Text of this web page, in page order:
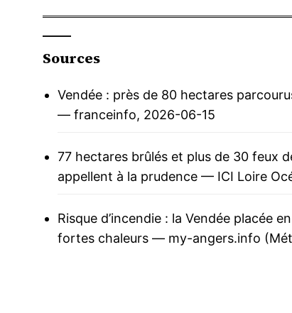
Sources
Vendée : près de 80 hectares
— franceinfo, 2026-06-15
77 hectares brûlés et plus de 30 feux
appellent à la prudence — ICI Loire
Risque d’incendie : la Vendée placée
fortes chaleurs — my-angers.info